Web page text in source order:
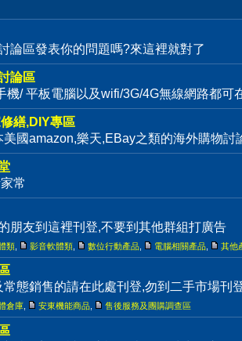
論區發表你的問題嗎?來這裡就對了
論區
機/ 平板電腦以及wifi/3G/4G無線網路都可
繕,DIY專區
美國amazon,樂天,EBay之類的海外購物
常
朋友到這裡刊登,不要到其他群組打廣告
類 影音軟體類 數位行動產品 電腦相關產品 其他
常態銷售的請在此處刊登,勿到二手市場刊
倉庫 安東機能商品 售後服務及團購調查區